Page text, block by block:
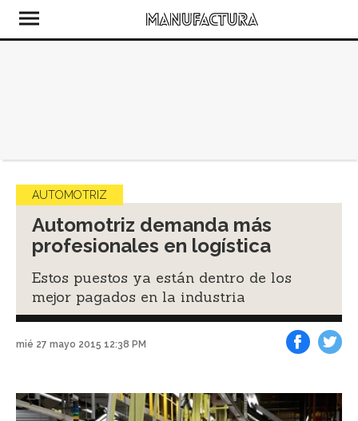
AUTOMOTRIZ
Automotriz demanda más
profesionales en logística
Estos puestos ya están dentro de los
mejor pagados en la industria
mié 27 mayo 2015 12:38 PM